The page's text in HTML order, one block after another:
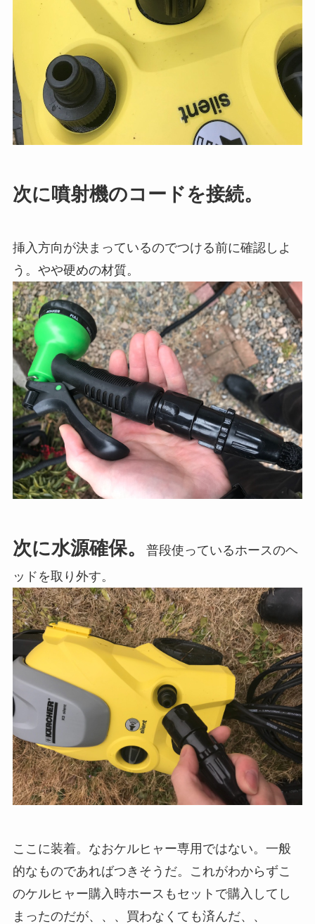
次に噴射機のコードを接続。
挿入方向が決まっているのでつける前に確認しよ
う。やや硬めの材質。
次に水源確保。
普段使っているホースのヘ
ッドを取り外す。
ここに装着。なおケルヒャー専用ではない。一般
的なものであればつきそうだ。これがわからずこ
のケルヒャー購入時ホースもセットで購入してし
まったのだが、、、買わなくても済んだ、、